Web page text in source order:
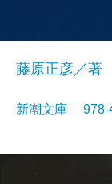
藤原正彦／著
新潮文庫